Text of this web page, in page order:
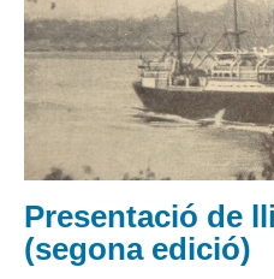
Presentació de
(segona edició)